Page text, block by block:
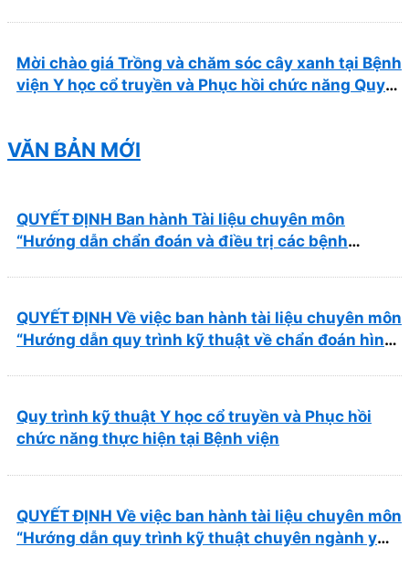
Mời chào giá Trồng và chăm sóc cây xanh tại Bệnh
viện Y học cổ truyền và Phục hồi chức năng Quy
VĂN BẢN MỚI
QUYẾT ĐỊNH Ban hành Tài liệu chuyên môn
“Hướng dẫn chẩn đoán và điều trị các bệnh
QUYẾT ĐỊNH Về việc ban hành tài liệu chuyên môn
“Hướng dẫn quy trình kỹ thuật về chẩn đoán hình
Quy trình kỹ thuật Y học cổ truyền và Phục hồi
chức năng thực hiện tại Bệnh viện
QUYẾT ĐỊNH Về việc ban hành tài liệu chuyên môn
“Hướng dẫn quy trình kỹ thuật chuyên ngành y